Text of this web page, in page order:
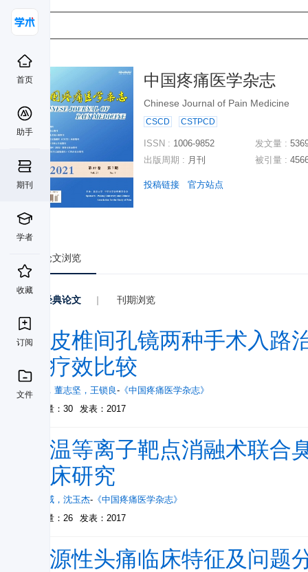
首页
助手
期刊
学者
收藏
订阅
文件
中国疼痛医学杂志
Chinese Journal of Pain Medicine
CSCD CSTPCD
ISSN : 1006-9852
出版周期 : 月刊
发文量 :
被引量 :
投稿链接 官方站点
论文浏览
经典论文 | 刊期浏览
经皮椎间孔镜两种手术入路
的疗效比较
伊立 ， 董志坚 ， 王锁良- 《中国疼痛医学杂志》
被引量：30
发表：2017
低温等离子靶点消融术联
临床研究
瞿群威 ， 沈玉杰- 《中国疼痛医学杂志》
被引量：26
发表：2017
颈源性头痛临床特征及问题